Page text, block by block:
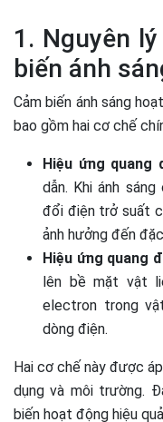
1. Nguyên
biến ánh
Cảm biến ánh sáng
bao gồm hai cơ chế
Hiệu ứng quang
dẫn. Khi ánh
đổi điện trở suất
ảnh hưởng đến
Hiệu ứng quang
lên bề mặt vật
electron trong
dòng điện.
Hai cơ chế này được
dụng và môi trường.
biến hoạt động hiệu